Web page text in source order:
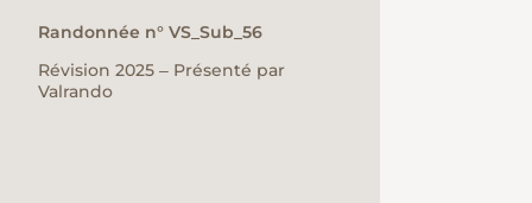
Randonnée n° VS_Sub_56
Révision 2025 ‒ Présenté par
Valrando